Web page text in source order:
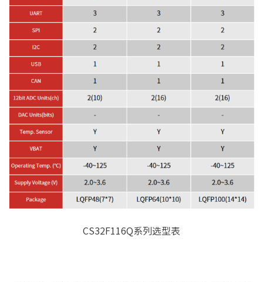
CS32F116Q系列选型表